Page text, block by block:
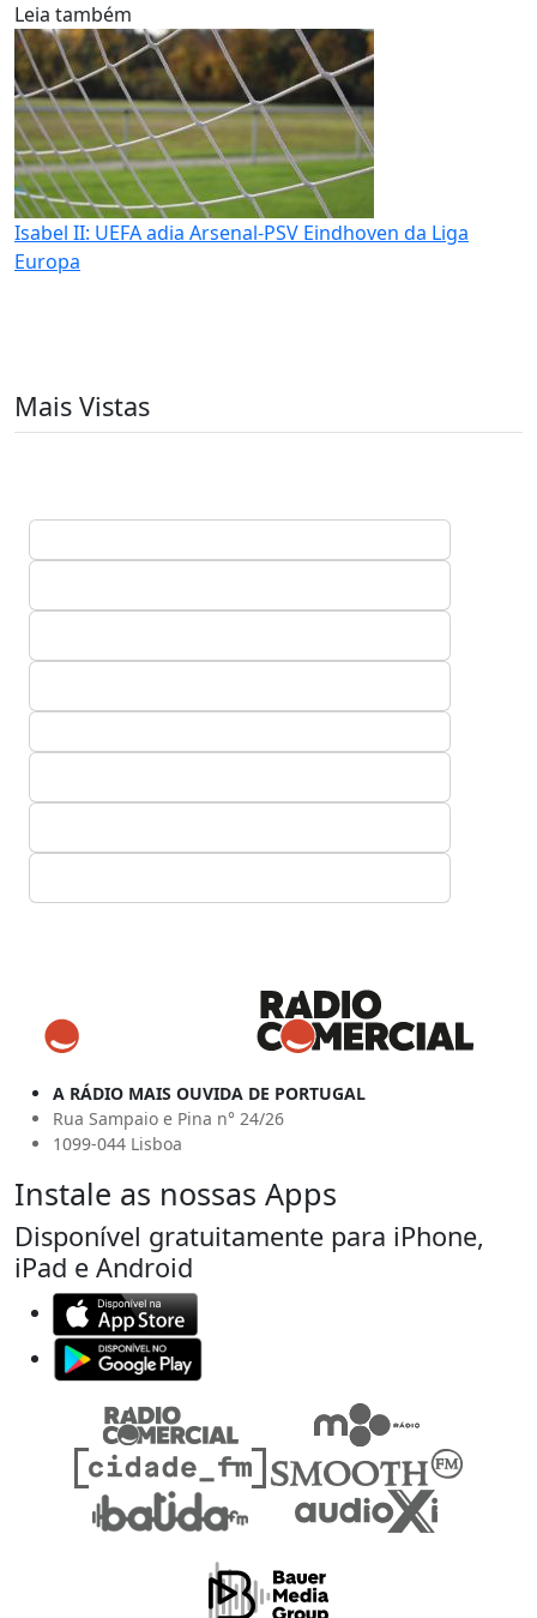
Leia também
Isabel II: UEFA adia Arsenal-PSV Eindhoven da Liga
Europa
Mais Vistas
A RÁDIO MAIS OUVIDA DE PORTUGAL
Rua Sampaio e Pina n° 24/26
1099-044 Lisboa
Instale as nossas Apps
Disponível gratuitamente para iPhone,
iPad e Android